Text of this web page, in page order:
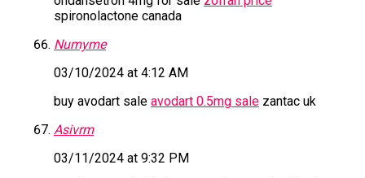
spironolactone canada
Numyme
03/10/2024 at 4:12 AM
buy avodart sale avodart 0.5mg salezantac uk
Asivrm
03/11/2024 at 9:32 PM